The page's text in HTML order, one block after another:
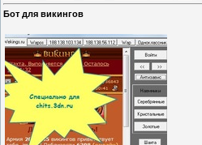
Бот для викингов